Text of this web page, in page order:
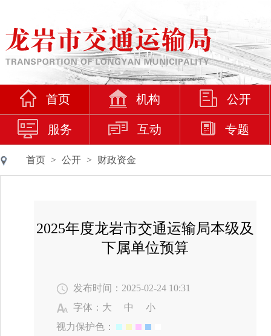
首页 机构 公开
服务 互动 专题
首页 > 公开 > 财政资金
2025年度龙岩市交通运输局本级及
下属单位预算
发布时间：2025-02-24 10:31
字体： 大 中
小
视力保护色：